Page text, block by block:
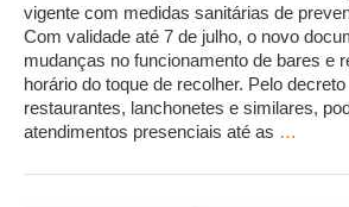
vigente com medidas sanitárias de
Com validade até 7 de julho, o novo
mudanças no funcionamento de bares e
horário do toque de recolher. Pelo decreto
restaurantes, lanchonetes e similares,
atendimentos presenciais até as …